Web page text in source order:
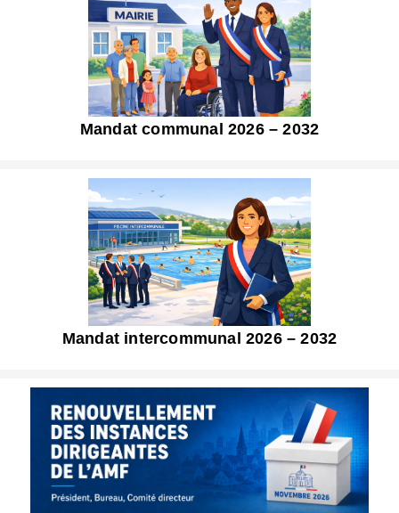
Mandat communal 2026 – 2032
Mandat intercommunal 2026 – 2032